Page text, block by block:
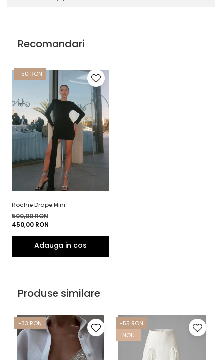
Recomandari
-50 RON
Rochie Drape Mini
500,00 RON
450,00 RON
Produse similare
-33 RON
-55 RON
NOU